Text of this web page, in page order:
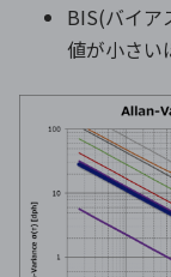
BIS(バイア
値が小さい